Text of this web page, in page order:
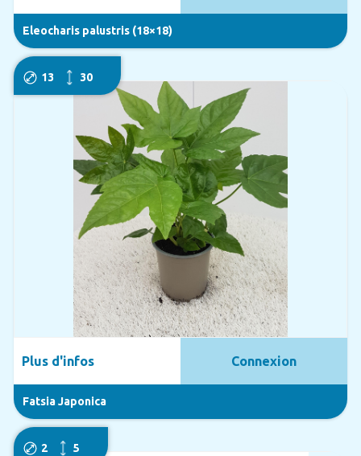
Eleocharis palustris (18×18)
13 30
Fatsia Japonica
Plus d'infos Connexion
2 5